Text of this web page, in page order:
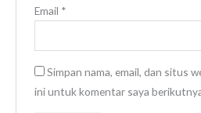
Email *
Simpan nama, email, dan situs
ini untuk komentar saya